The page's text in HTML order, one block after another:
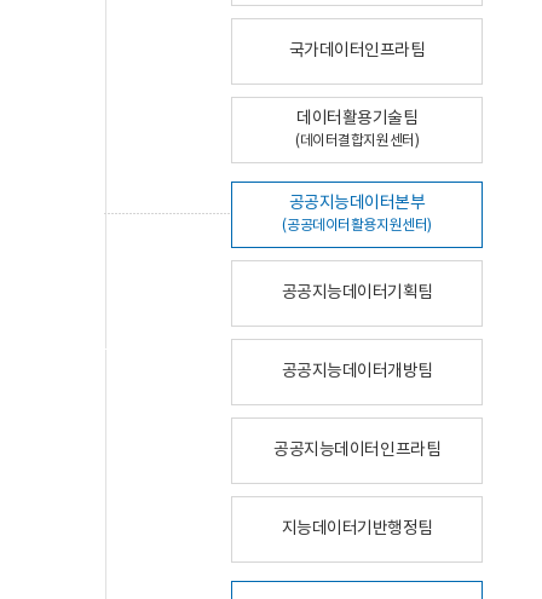
국가데이터인프라팀
데이터활용기술팀
(데이터결합지원센터)
공공지능데이터본부
(공공데이터활용지원센터)
공공지능데이터기획팀
공공지능데이터개방팀
공공지능데이터인프라팀
지능데이터기반행정팀